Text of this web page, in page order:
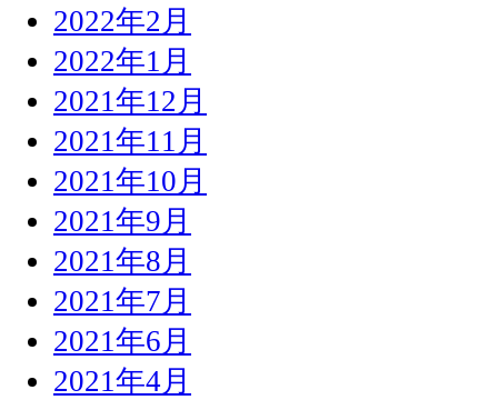
2022年2月
2022年1月
2021年12月
2021年11月
2021年10月
2021年9月
2021年8月
2021年7月
2021年6月
2021年4月